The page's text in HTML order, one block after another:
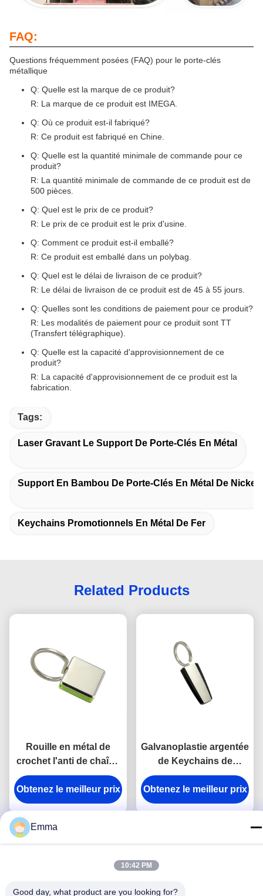
FAQ:
Questions fréquemment posées (FAQ) pour le porte-clés
métallique
Q: Quelle est la marque de ce produit?
R: La marque de ce produit est IMEGA.
Q: Où ce produit est-il fabriqué?
R: Ce produit est fabriqué en Chine.
Q: Quelle est la quantité minimale de commande pour ce
produit?
R: La quantité minimale de commande de ce produit est de
500 pièces.
Q: Quel est le prix de ce produit?
R: Le prix de ce produit est le prix d'usine.
Q: Comment ce produit est-il emballé?
R: Ce produit est emballé dans un polybag.
Q: Quel est le délai de livraison de ce produit?
R: Le délai de livraison de ce produit est de 45 à 55 jours.
Q: Quelles sont les conditions de paiement pour ce produit?
R: Les modalités de paiement pour ce produit sont TT
(Transfert télégraphique).
Q: Quelle est la capacité d'approvisionnement de ce
produit?
R: La capacité d'approvisionnement de ce produit est la
fabrication.
Tags:
Laser Gravant Le Support De Porte-Clés En Métal
Support En Bambou De Porte-Clés En Métal De Nickel
Keychains Promotionnels En Métal De Fer
Related Products
Rouille en métal de
crochet l'anti de chaîne
principale de rupture en
alliage de zinc de
support a gravé des
porte-clés en métal
Obtenez le meilleur prix
Galvanoplastie argentée
de Keychains de
support principal en
plastique en métal
d'ABS de trapèze
Obtenez le meilleur prix
Emma
10:42 PM
Good day, what product are you looking for?